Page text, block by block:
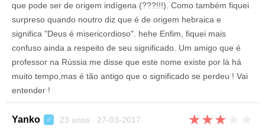
que pode ser de origem indígena (???!!!). Como também fiquei
surpreso quando noutro diz que é de origem hebraica e
significa "Deus é misericordioso". hehe Enfim, fiquei mais
confuso ainda a respeito de seu significado. Um amigo que é
professor na Rússia me disse que este nome existe por lá há
muito tempo,mas é tão antigo que o significado se perdeu ! Vai
entender !
Yanko ♂ 23 anos 27-03-2017 ★★★